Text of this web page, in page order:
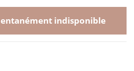
indisponible